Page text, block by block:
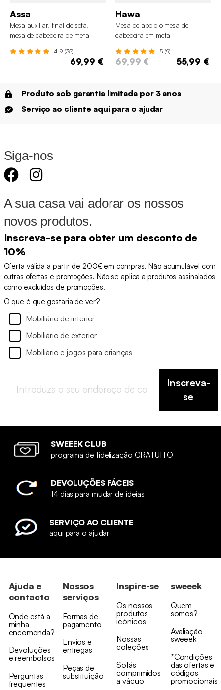
Assa
Mesa auxiliar, final de sofá,
mesa de cabeceira de metal
4.9 (35)
69,99 €
Hawa
Mesa de apoio o mesa de
cabeceira em metal
5 (9)
69,99 € 55,99 €
Produto sob garantia limitada por 3 anos
Serviço ao cliente aqui para o ajudar
Siga-nos
A sua casa vai adorar os nossos
novos produtos.
Inscreva-se para obter um desconto de
10%
Oferta válida a partir de 200€ em compras. Não acumulável com
outras ofertas e promoções. Não se aplica a produtos assinalados
como excluídos de promoções.
O que é que gostaria de ver?
Mobiliário de interior
Mobiliário de exterior
Mobiliário e jogos para crianças
Inscreva-
se
SWEEEK CLUB
programa de fidelização GRATUITO
DEVOLUÇÕES FÁCEIS
14 dias para mudar de ideias
SERVIÇO AO CLIENTE
aqui para o ajudar
Ajuda e
contacto
Onde está a
minha
encomenda?
Devoluções
e reembolsos
Perguntas
frequentes
Nossos
serviços
Formas de
pagamento
Envios e
entregas
Peças de
substituição
Inspire-se
Os nossos
produtos
icónicos
Nossas
coleções
Sofás
comprimidos
a vácuo
sweeek
Quem
somos?
Avaliação
sweeek
*Condições
das ofertas e
códigos
promocionais